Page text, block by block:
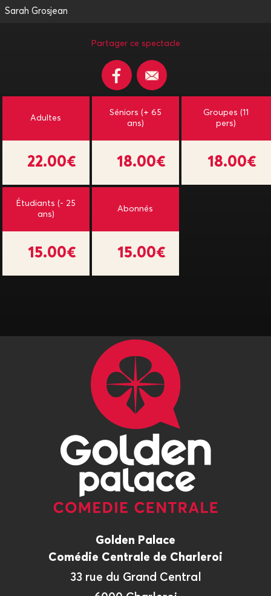
Sarah Grosjean
Partager ce spectacle
Adultes
22.00€
Séniors (+ 65
ans)
18.00€
Groupes (11
pers)
18.00€
Étudiants (- 25
ans)
15.00€
Abonnés
15.00€
Golden Palace
Comédie Centrale de Charleroi
33 rue du Grand Central